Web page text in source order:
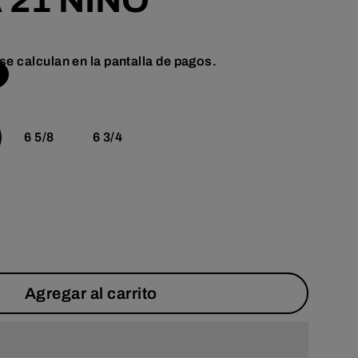
calculan en la pantalla de pagos.
6 5/8 6 3/4
Agregar al carrito